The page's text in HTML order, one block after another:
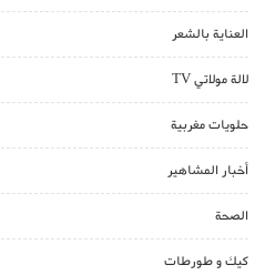
العناية بالشعر
لالة مولاتي TV
حلويات مغربية
أخبار المشاهير
الصحة
كيك و طورطات